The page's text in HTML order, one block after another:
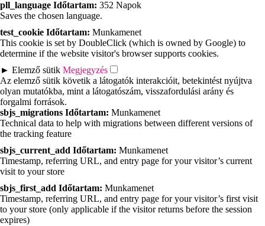
pll_language Időtartam: 352 Napok
Saves the chosen language.
test_cookie Időtartam: Munkamenet
This cookie is set by DoubleClick (which is owned by Google) to
determine if the website visitor's browser supports cookies.
► Elemző sütik Megjegyzés
Az elemző sütik követik a látogatók interakcióit, betekintést nyújtva
olyan mutatókba, mint a látogatószám, visszafordulási arány és
forgalmi források.
sbjs_migrations Időtartam: Munkamenet
Technical data to help with migrations between different versions of
the tracking feature
sbjs_current_add Időtartam: Munkamenet
Timestamp, referring URL, and entry page for your visitor’s current
visit to your store
sbjs_first_add Időtartam: Munkamenet
Timestamp, referring URL, and entry page for your visitor’s first visit
to your store (only applicable if the visitor returns before the session
expires)